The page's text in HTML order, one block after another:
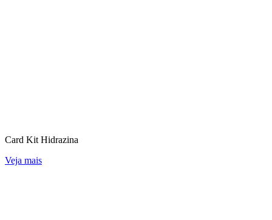
Card Kit Hidrazina
Veja mais